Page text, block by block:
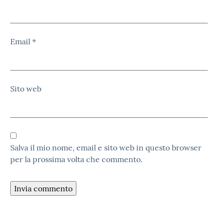
Email *
Sito web
Salva il mio nome, email e sito web in questo browser
per la prossima volta che commento.